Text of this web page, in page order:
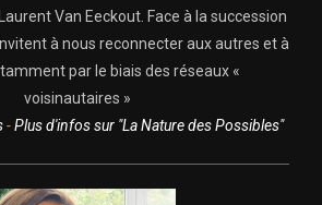
Van Eeckout. Face à la succession
à nous reconnecter aux autres et à
par le biais des réseaux «
voisinautaires »
-Plus d'infos sur "La Nature des Possibles"